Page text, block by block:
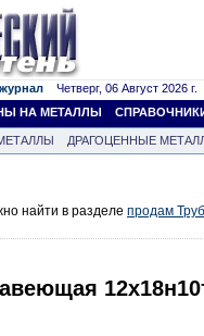
Четверг, 06 Август 2026 г.
НА МЕТАЛЛЫ
ДРАГОЦЕННЫЕ
найти в разделе продам